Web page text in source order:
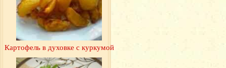
Картофель в духовке с куркумой